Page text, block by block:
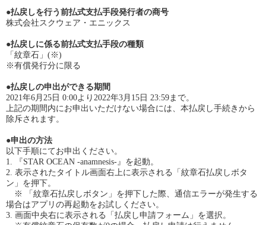
●払戻しを行う前払式支払手段発行者の商号
株式会社スクウェア・エニックス
●払戻しに係る前払式支払手段の種類
「紋章石」(※)
※有償発行分に限る
●払戻しの申出ができる期間
2021年6月25日 0:00より2022年3月15日 23:59まで。
上記の期間内にお申出いただけない場合には、本払戻し手続きから
除斥されます。
●申出の方法
以下手順にてお申出ください。
1. 『STAR OCEAN -anamnesis-』を起動。
2. 表示されたタイトル画面右上に表示される「紋章石払戻しボタ
ン」を押下。
※ 「紋章石払戻しボタン」を押下した際、通信エラーが発生する
場合はアプリの再起動をお試しください。
3. 画面中央右に表示される「払戻し申請フォーム」を選択。